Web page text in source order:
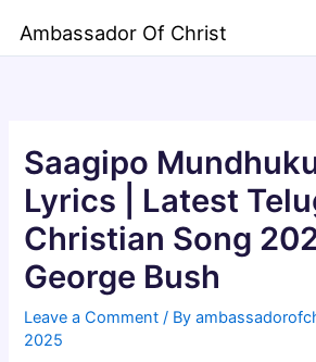
Ambassador Of Christ
Saagipo
Lyrics | Latest
Christian Song
George Bush
Leave a Comment / By
2025